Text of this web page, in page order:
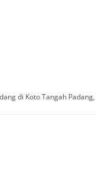
di Koto Tangah